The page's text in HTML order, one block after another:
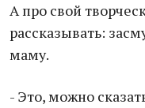
А про свой
рассказывать:
маму.
- Это, можно